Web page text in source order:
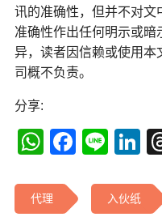
讯的准确性，但并不对文
准确性作出任何明示或暗
异，读者因信赖或使用本
司概不负责。
分享:
Line
代理 入伙纸